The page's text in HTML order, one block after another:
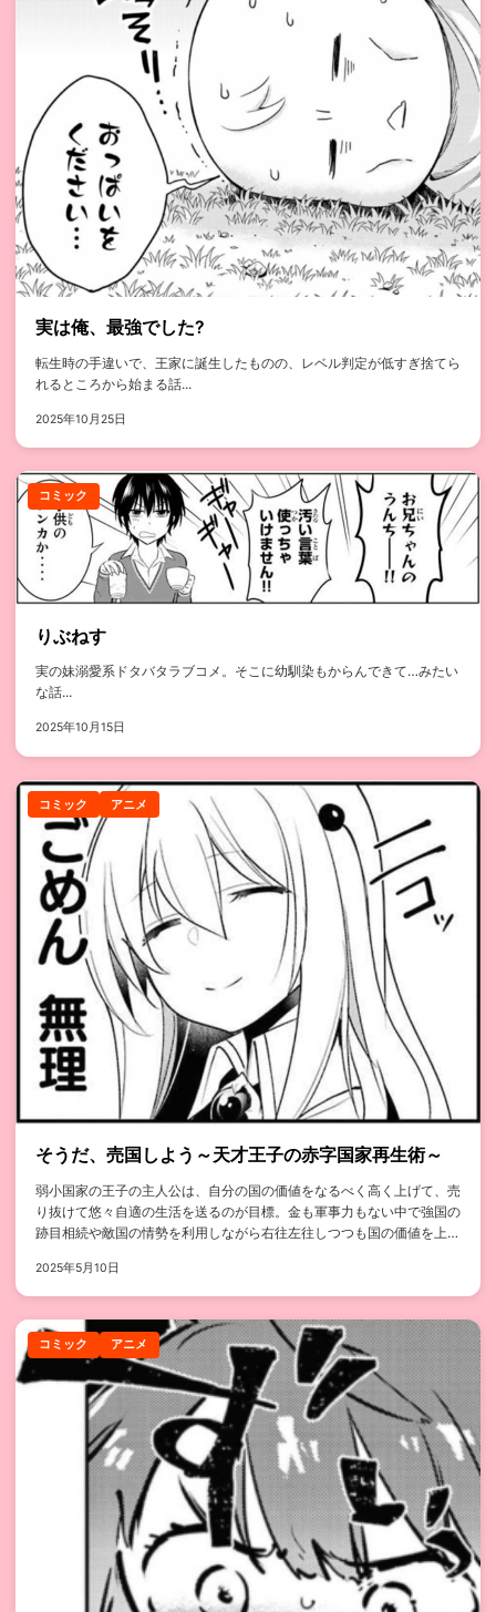
実は俺、最強でした?
転生時の手違いで、王家に誕生したものの、レベル判定が低すぎ捨てら
れるところから始まる話...
2025年10月25日
コミック
りぶねす
実の妹溺愛系ドタバタラブコメ。そこに幼馴染もからんできて…みたい
な話...
2025年10月15日
コミック アニメ
そうだ、売国しよう～天才王子の赤字国家再生術～
弱小国家の王子の主人公は、自分の国の価値をなるべく高く上げて、売
り抜けて悠々自適の生活を送るのが目標。金も軍事力もない中で強国の
跡目相続や敵国の情勢を利用しながら右往左往しつつも国の価値を上げ
2025年5月10日
コミック アニメ